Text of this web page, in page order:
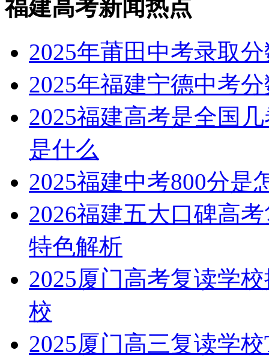
福建高考新闻热点
2025年莆田中考录取
2025年福建宁德中考
2025福建高考是全国
是什么
2025福建中考800分是
2026福建五大口碑高
特色解析
2025厦门高考复读学
校
2025厦门高三复读学校